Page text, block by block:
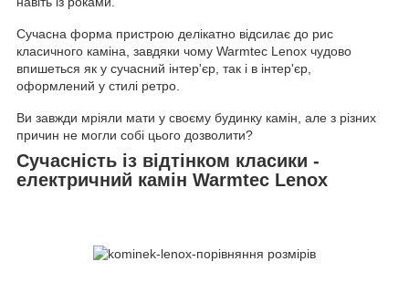
Сучасність із відтінком класики -
електричний камін Warmtec Lenox
Ви завжди мріяли мати у своєму будинку камін, але з різних
причин не могли собі цього дозволити?
Сучасна форма пристрою делікатно відсилає до рис
класичного каміна, завдяки чому Warmtec Lenox чудово
впишеться як у сучасний інтер'єр, так і в інтер'єр,
оформлений у стилі ретро.